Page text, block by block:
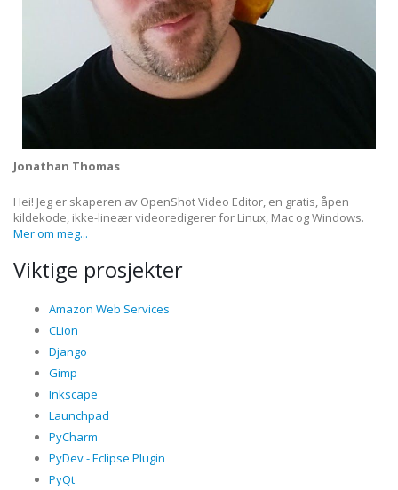
Jonathan Thomas
Hei! Jeg er skaperen av OpenShot Video Editor, en gratis, åpen
kildekode, ikke-lineær videoredigerer for Linux, Mac og Windows.
Mer om meg...
Viktige prosjekter
Amazon Web Services
CLion
Django
Gimp
Inkscape
Launchpad
PyCharm
PyDev - Eclipse Plugin
PyQt